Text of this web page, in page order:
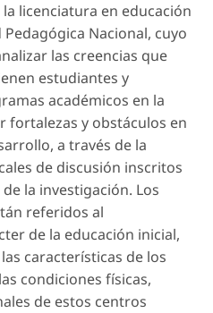
licenciatura en educación
Nacional, cuyo
las creencias que
estudiantes y
académicos en la
fortalezas y obstáculos en
a través de la
de discusión inscritos
la investigación. Los
referidos al
de la educación inicial,
características de los
condiciones físicas,
de estos centros